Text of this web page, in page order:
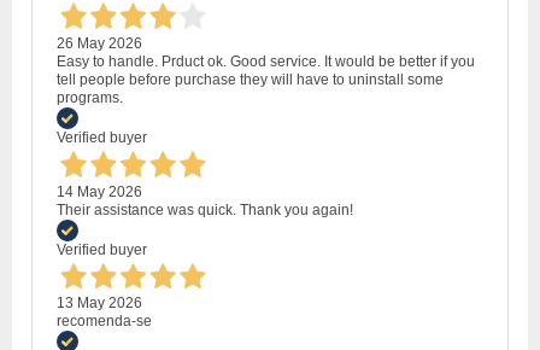
26 May 2026
Easy to handle. Prduct ok. Good service. It would be better if you
tell people before purchase they will have to uninstall some
programs.
Verified buyer
14 May 2026
Their assistance was quick. Thank you again!
Verified buyer
13 May 2026
recomenda-se